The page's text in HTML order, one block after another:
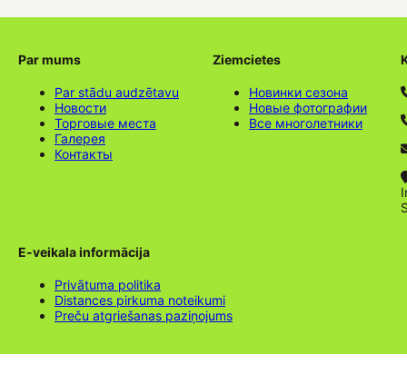
Par mums
Par stādu audzētavu
Новости
Торговые места
Галерея
Контакты
Ziemcietes
Новинки сезона
Новые фотографии
Все многолетники
E-veikala informācija
Privātuma politika
Distances pirkuma noteikumi
Preču atgriešanas paziņojums